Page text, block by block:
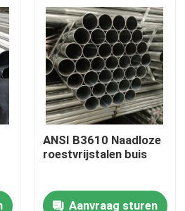
ANSI B3610 Naadloze
roestvrijstalen buis
Aanvraag sturen